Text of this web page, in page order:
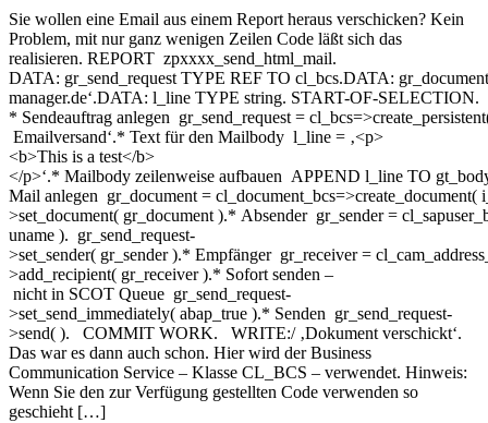
Sie wollen eine Email aus einem Report heraus verschicken? Kein
Problem, mit nur ganz wenigen Zeilen Code läßt sich das
realisieren. REPORT zpxxxx_send_html_mail.
DATA: gr_send_request TYPE REF TO cl_bcs.DATA:
manager.de‘.DATA: l_line TYPE string. START-OF-SELECTION.
* Sendeauftrag anlegen gr_send_request =
Emailversand‘.* Text für den Mailbody l_line = ‚<p>
<b>This is a test</b>
</p>‘.* Mailbody zeilenweise aufbauen APPEND l_line TO
Mail anlegen gr_document =
>set_document( gr_document ).* Absender gr_sender =
uname ). gr_send_request-
>set_sender( gr_sender ).* Empfänger gr_receiver =
>add_recipient( gr_receiver ).* Sofort senden –
nicht in SCOT Queue gr_send_request-
>set_send_immediately( abap_true ).* Senden gr_send_request-
>send( ). COMMIT WORK. WRITE:/ ‚Dokument verschickt‘.
Das war es dann auch schon. Hier wird der Business
Communication Service – Klasse CL_BCS – verwendet. Hinweis:
Wenn Sie den zur Verfügung gestellten Code verwenden so
geschieht […]